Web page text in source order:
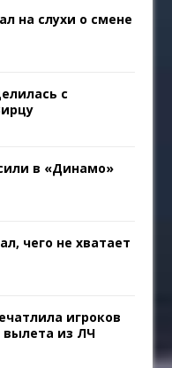
на слухи о смене
с
в «Динамо»
чего не хватает
игроков
вылета из ЛЧ